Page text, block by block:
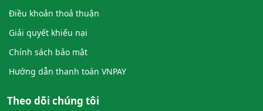
Điều khoản thoả thuận
Giải quyết khiếu nại
Chính sách bảo mật
Hướng dẫn thanh toán VNPAY
Theo dõi chúng tôi